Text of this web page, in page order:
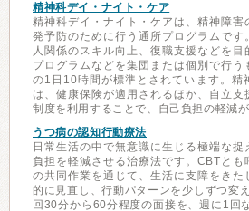
精神科デイ・ナイト・ケア
精神科デイ・ナイト・ケアは、精神障害
発予防のために行う通所プログラムです
人関係のスキル向上、復職支援などを目
プログラムなどを集団または個別で行う
の1日10時間が標準とされています。精
は、健康保険が適用されるほか、自立支
制度を利用することで、自己負担の軽減が
うつ病の認知行動療法
日常生活の中で無意識に生じる極端な捉
負担を軽減させる治療法です。CBTとも
の共同作業を通じて、生活に支障をきた
的に見直し、行動パターンを少しずつ変
回30分から60分程度の面接を、週に1回